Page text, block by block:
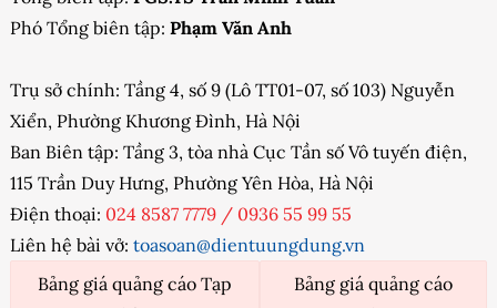
Phó Tổng biên tập: Phạm Văn Anh
Trụ sở chính: Tầng 4, số 9 (Lô TT01-07, số 103) Nguyễn
Xiển, Phường Khương Đình, Hà Nội
Ban Biên tập: Tầng 3, tòa nhà Cục Tần số Vô tuyến điện,
115 Trần Duy Hưng, Phường Yên Hòa, Hà Nội
Điện thoại: 024 8587 7779 / 0936 55 99 55
Liên hệ bài vở: toasoan@dientuungdung.vn
Bảng giá quảng cáo Tạp
Bảng giá quảng cáo